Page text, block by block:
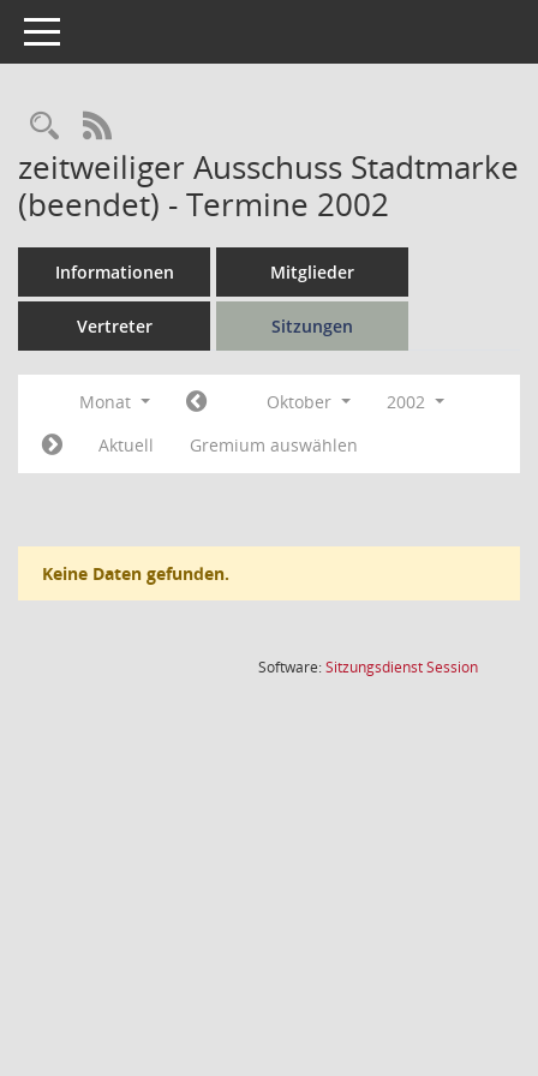
Toggle navigation
Rechercheauswahl
RSS-Feed
zeitweiliger Ausschuss Stadtmarke
(beendet) - Termine 2002
Informationen Mitglieder
Vertreter Sitzungen
Monat Oktober
2002
Aktuell
Gremium auswählen
Keine Daten gefunden.
Software:SitzungsdienstSession(Wird in